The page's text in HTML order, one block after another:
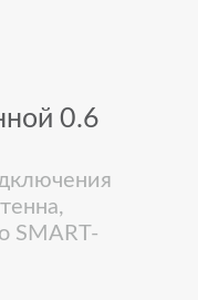
0.6
SMART-